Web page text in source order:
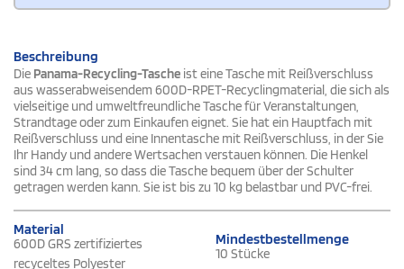
Beschreibung
Die Panama-Recycling-Tasche ist eine Tasche mit Reißverschluss
aus wasserabweisendem 600D-RPET-Recyclingmaterial, die sich als
vielseitige und umweltfreundliche Tasche für Veranstaltungen,
Strandtage oder zum Einkaufen eignet. Sie hat ein Hauptfach mit
Reißverschluss und eine Innentasche mit Reißverschluss, in der Sie
Ihr Handy und andere Wertsachen verstauen können. Die Henkel
sind 34 cm lang, so dass die Tasche bequem über der Schulter
getragen werden kann. Sie ist bis zu 10 kg belastbar und PVC-frei.
Material
600D GRS zertifiziertes
recyceltes Polyester
Mindestbestellmenge
10 Stücke